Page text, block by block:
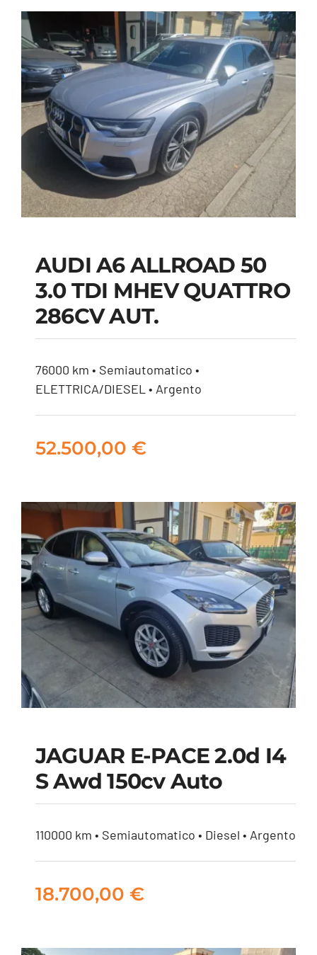
AUDI A6 ALLROAD 50
3.0 TDI MHEV
QUATTRO 286CV
AUDI A6 ALLROAD 50
3.0 TDI MHEV QUATTRO
286CV AUT.
76000 km • Semiautomatico •
ELETTRICA/DIESEL • Argento
52.500,00 €
JAGUAR E-PACE 2.0d
JAGUAR E-PACE 2.0d I4
S Awd 150cv Auto
110000 km • Semiautomatico • Diesel • Argento
18.700,00 €